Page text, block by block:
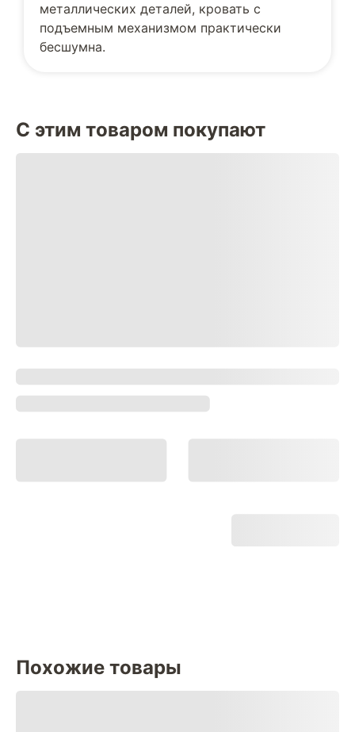
металлических деталей, кровать с
подъемным механизмом практически
бесшумна.
С этим товаром покупают
Похожие товары